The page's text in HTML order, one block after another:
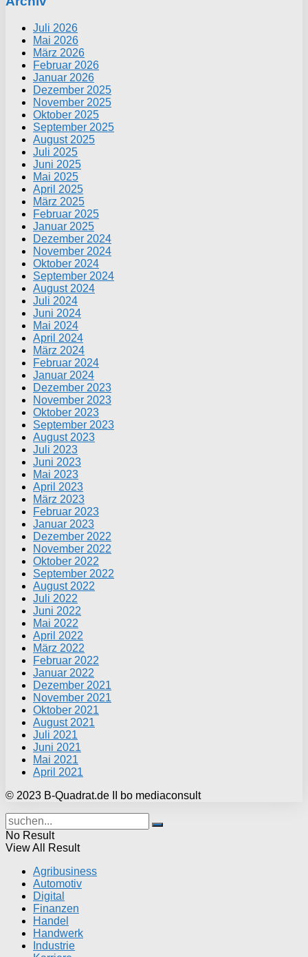
Juli 2026
Mai 2026
März 2026
Februar 2026
Januar 2026
Dezember 2025
November 2025
Oktober 2025
September 2025
August 2025
Juli 2025
Juni 2025
Mai 2025
April 2025
März 2025
Februar 2025
Januar 2025
Dezember 2024
November 2024
Oktober 2024
September 2024
August 2024
Juli 2024
Juni 2024
Mai 2024
April 2024
März 2024
Februar 2024
Januar 2024
Dezember 2023
November 2023
Oktober 2023
September 2023
August 2023
Juli 2023
Juni 2023
Mai 2023
April 2023
März 2023
Februar 2023
Januar 2023
Dezember 2022
November 2022
Oktober 2022
September 2022
August 2022
Juli 2022
Juni 2022
Mai 2022
April 2022
März 2022
Februar 2022
Januar 2022
Dezember 2021
November 2021
Oktober 2021
August 2021
Juli 2021
Juni 2021
Mai 2021
April 2021
© 2023 B-Quadrat.de II bo mediaconsult
No Result
View All Result
Agribusiness
Automotiv
Digital
Finanzen
Handel
Handwerk
Industrie